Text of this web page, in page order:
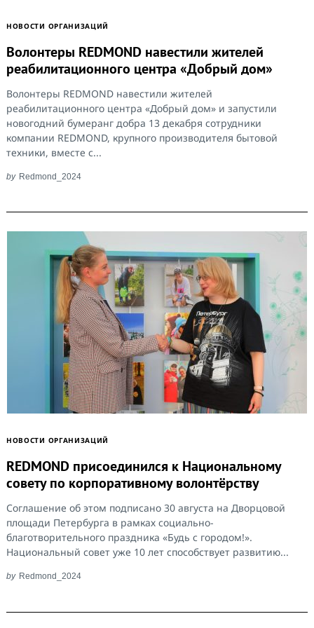
НОВОСТИ ОРГАНИЗАЦИЙ
Волонтеры REDMOND навестили жителей
реабилитационного центра «Добрый дом»
Волонтеры REDMOND навестили жителей
реабилитационного центра «Добрый дом» и запустили
новогодний бумеранг добра 13 декабря сотрудники
компании REDMOND, крупного производителя бытовой
техники, вместе с...
by Redmond_2024
НОВОСТИ ОРГАНИЗАЦИЙ
REDMOND присоединился к Национальному
совету по корпоративному волонтёрству
Соглашение об этом подписано 30 августа на Дворцовой
площади Петербурга в рамках социально-
благотворительного праздника «Будь с городом!».
Национальный совет уже 10 лет способствует развитию...
by Redmond_2024